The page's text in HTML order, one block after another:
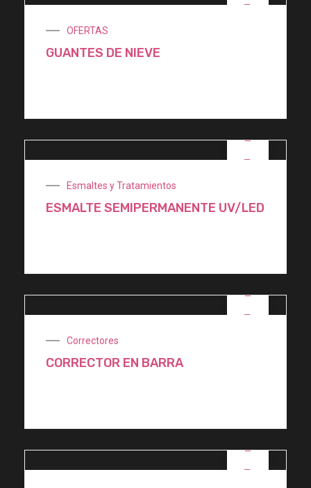
OFERTA
OFERTAS
GUANTES DE NIEVE
OFERTA
Esmaltes y Tratamientos
ESMALTE SEMIPERMANENTE UV/LED
OFERTA
Correctores
CORRECTOR EN BARRA
OFERTA